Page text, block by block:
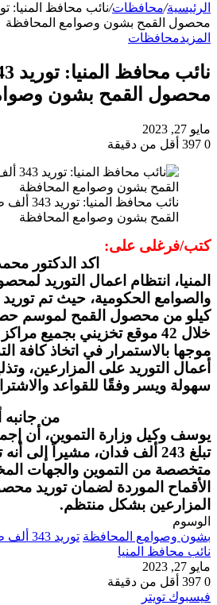
الرئيسية/محافظات/
محصول القمح بشون وصوامع المحافظة
المزيدمحافظات
محصول القمح بشون
مايو 27, 2023
0
أقل من دقيقة
نائب
القمح بشون وصوامع المحافظة
كتب/فرغلى على:
اكد الدكتور محمد
المنيا، انتظام اعمال التوريد
خلال 42 موقع تخزيني بجميع
موجها بالاستمرار في اتخاذ كافة
أعمال التوريد على المزارعين،
سهولة ويسر وفقًا للقواعد
من جانبه أوضح
يوسف وكيل وزارة التموين، أن
تبلغ 243 ألف فدان، مشيراً
متخصصة من التموين والجهات
الأقماح الموردة لضمان توريد
المزارعين بشكل منتظم.
الوسوم
بشون وصوامع المحافظة توريد 343 ألف طن
نائب محافظ المنيا
مايو 27, 2023
0
أقل من دقيقة
فيسبوك تويتر